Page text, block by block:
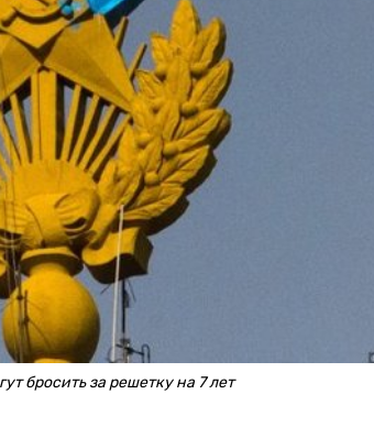
бросить за решетку на 7 лет